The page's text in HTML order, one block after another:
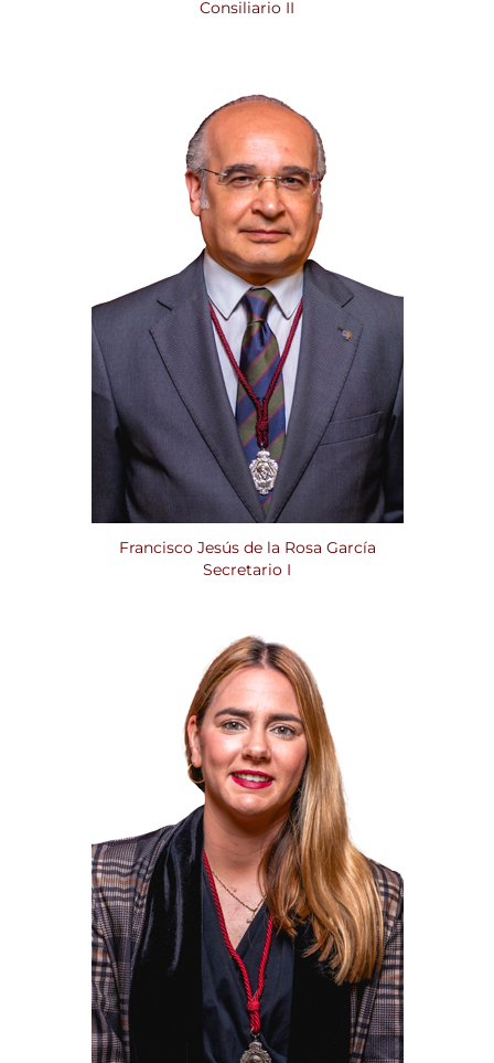
Consiliario II
Francisco Jesús de la Rosa García
Secretario I